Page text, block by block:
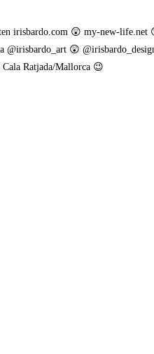
irisbardo.com 😲 my-new-life.net
@irisbardo_art 😲
Ratjada/Mallorca 😉